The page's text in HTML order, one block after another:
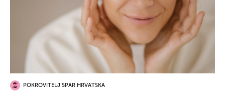
POKROVITELJ SPAR HRVATSKA